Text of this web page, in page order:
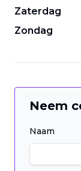
Zaterdag
Zondag
Neem
Naam